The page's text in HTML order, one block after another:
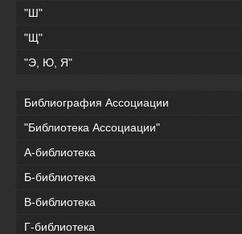
"Ш"
"Щ"
"Э, Ю, Я"
Библиография Ассоциации
"Библиотека Ассоциации"
А-библиотека
Б-библиотека
В-библиотека
Г-библиотека